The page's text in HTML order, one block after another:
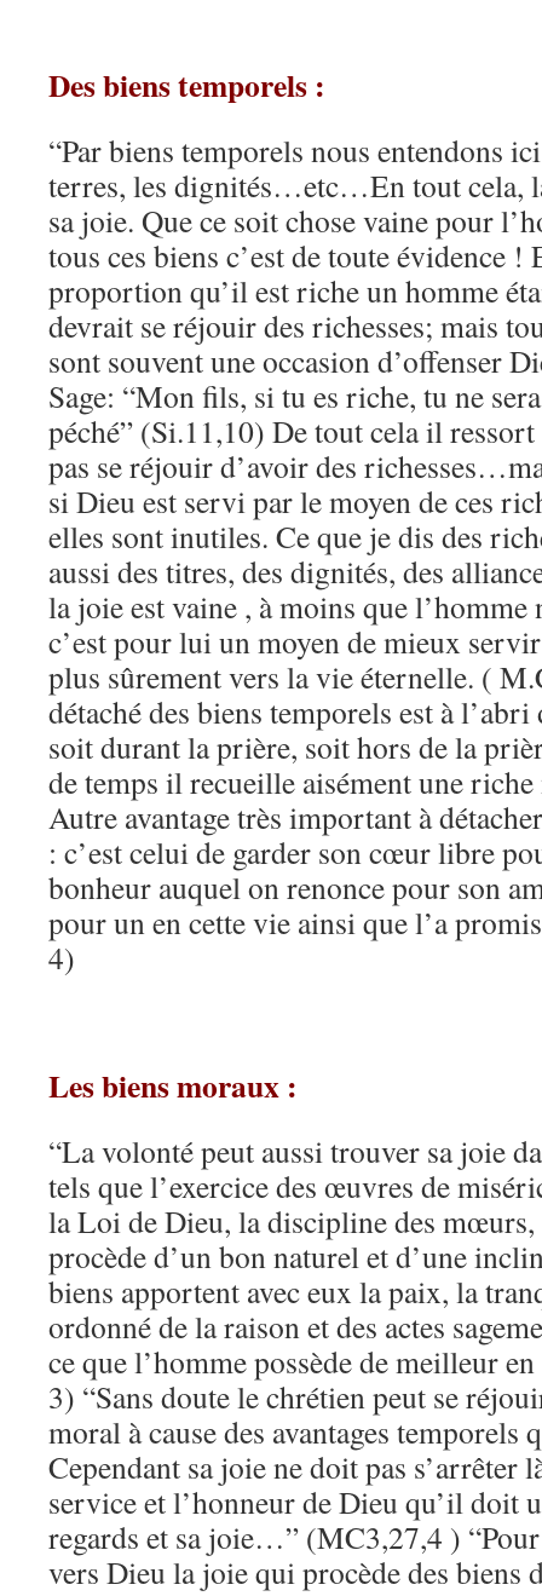
Des biens temporels :
“Par biens temporels nous entendons
terres, les dignités…etc…En tout cela,
sa joie. Que ce soit chose vaine pour
tous ces biens c’est de toute évidence !
proportion qu’il est riche un homme
devrait se réjouir des richesses; mais
sont souvent une occasion d’offenser
Sage: “Mon fils, si tu es riche, tu ne
péché” (Si.11,10) De tout cela il
pas se réjouir d’avoir des
si Dieu est servi par le moyen de ces
elles sont inutiles. Ce que je dis des
aussi des titres, des dignités, des
la joie est vaine , à moins que l’homme
c’est pour lui un moyen de mieux
plus sûrement vers la vie éternelle. (
détaché des biens temporels est à
soit durant la prière, soit hors de la
de temps il recueille aisément une
Autre avantage très important à
: c’est celui de garder son cœur libre
bonheur auquel on renonce pour son
pour un en cette vie ainsi que l’a
4)
Les biens moraux :
“La volonté peut aussi trouver sa joie
tels que l’exercice des œuvres de
la Loi de Dieu, la discipline des
procède d’un bon naturel et d’une
biens apportent avec eux la paix, la
ordonné de la raison et des actes
ce que l’homme possède de meilleur
3) “Sans doute le chrétien peut se
moral à cause des avantages temporels
Cependant sa joie ne doit pas s’arrêter
service et l’honneur de Dieu qu’il doit
regards et sa joie…” (MC3,27,4 )
vers Dieu la joie qui procède des biens